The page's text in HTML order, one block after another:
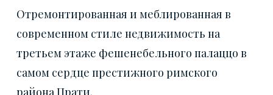
Отремонтированная и меблированная в
современном стиле недвижимость на
третьем этаже фешенебельного палаццо в
самом сердце престижного римского